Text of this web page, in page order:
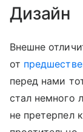
Дизайн
Внешне
от
перед нами
стал немного
не претерпел